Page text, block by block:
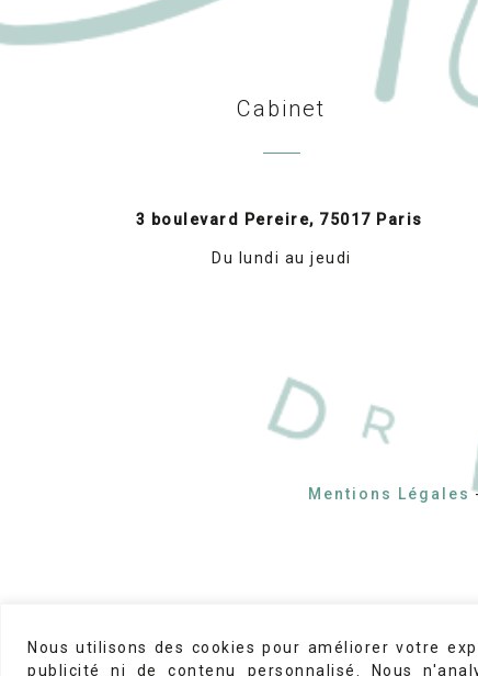
Nous utilisons des cookies pour améliorer votre
publicité ni de contenu personnalisé. Nous
Cabinet
3 boulevard Pereire, 75017 Paris
Du lundi au jeudi
Mentions Légales
© 2026Dr Brice Riera Made byStudioPM